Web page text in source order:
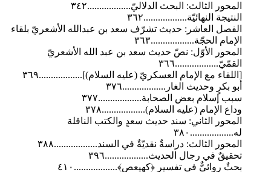
المحور الثالث: البحث الدلاليّ..................٣٤٢
النتيجة النهائيّة..................٣٦٢
الفصل العاشر: حديث تشرّف سعد بن عبدالله الأشعريّ بلقاء
الإمام الحجّة..................٣٦٣
المحور الأوّل: نصّ حديث سعد بن عبد الله الأشعريّ
القمّيّ..................٣٦٦
[اللقاء مع الإمام العسكريّ (عليه السلام)]..................٣٦٩
أبو بكرٍ وحديث الغار..................٣٧٦
سبب إسلام بعض الصحابة..................٣٧٧
وداع الإمام (عليه السلام)..................٣٧٨
المحور الثاني: سند حديث سعدٍ والكتب الناقلة
له..................٣٨٠
المحور الثالث: دراسةٌ نقديّةٌ في السند..................٣٨٨
تحقيقٌ في رجال الحديث..................٣٩٦
بحثٌ روائيٌّ في تفسير ﴿كهيعص﴾..................٤١٠